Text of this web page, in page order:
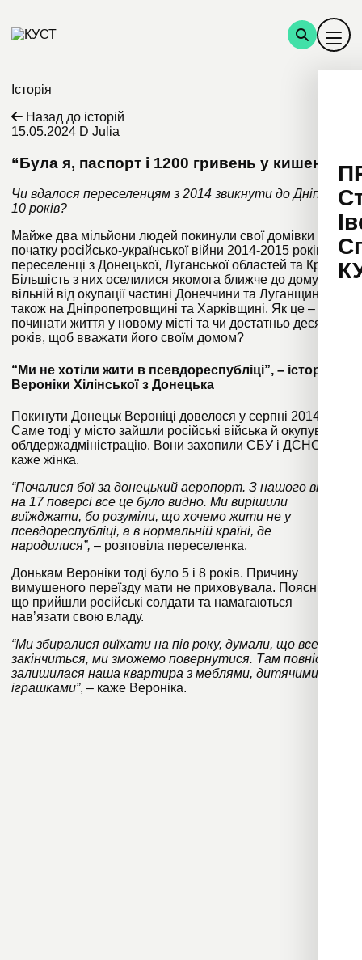
Історія
Назад до історій
15.05.2024 D Julia
“Була я, паспорт і 1200 гривень у кишені”
Чи вдалося переселенцям з 2014 звикнути до Дніпра за
10 років?
Майже два мільйони людей покинули свої домівки на
початку російсько-української війни 2014-2015 років. Це
переселенці з Донецької, Луганської областей та Криму.
Більшість з них оселилися якомога ближче до дому – у
вільній від окупації частині Донеччини та Луганщини,
також на Дніпропетровщині та Харківщині. Як це –
починати життя у новому місті та чи достатньо десяти
років, щоб вважати його своїм домом?
“Ми не хотіли жити в псевдореспубліці”, – історія
Вероніки Хілінської з Донецька
Покинути Донецьк Вероніці довелося у серпні 2014.
Саме тоді у місто зайшли російські війська й окупували
облдержадміністрацію. Вони захопили СБУ і ДСНС,
каже жінка.
“Почалися бої за донецький аеропорт. З нашого вікна
на 17 поверсі все це було видно. Ми вирішили
виїжджати, бо розуміли, що хочемо жити не у
псевдореспубліці, а в нормальній країні, де
народилися”, – розповіла переселенка.
Донькам Вероніки тоді було 5 і 8 років. Причину
вимушеного переїзду мати не приховувала. Пояснила,
що прийшли російські солдати та намагаються
навʼязати свою владу.
“Ми збиралися виїхати на пів року, думали, що все
закінчиться, ми зможемо повернутися. Там повністю
залишилася наша квартира з меблями, дитячими
іграшками”, – каже Вероніка.